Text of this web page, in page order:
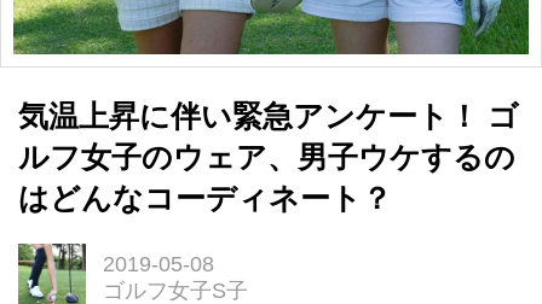
気温上昇に伴い緊急アンケート！ ゴ
ルフ女子のウェア、男子ウケするの
はどんなコーディネート？
2019-05-08
ゴルフ女子S子